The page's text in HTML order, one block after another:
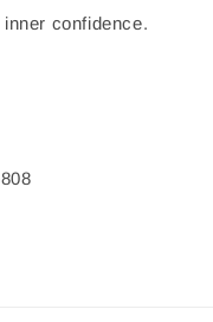
confidence.